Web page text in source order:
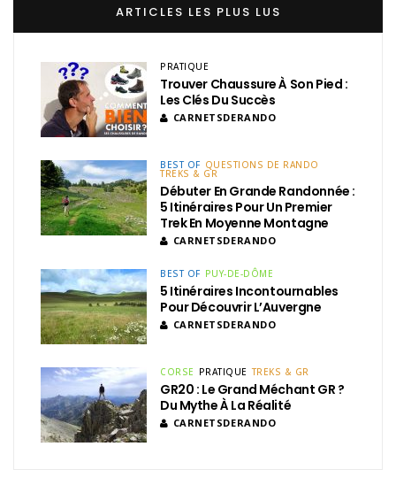
ARTICLES LES PLUS LUS
PRATIQUE
Trouver Chaussure À Son Pied :
Les Clés Du Succès
CARNETSDERANDO
BEST OF QUESTIONS DE RANDO
TREKS & GR
Débuter En Grande Randonnée :
5 Itinéraires Pour Un Premier
Trek En Moyenne Montagne
CARNETSDERANDO
BEST OF PUY-DE-DÔME
5 Itinéraires Incontournables
Pour Découvrir L’Auvergne
CARNETSDERANDO
CORSE PRATIQUE TREKS & GR
GR20 : Le Grand Méchant GR ?
Du Mythe À La Réalité
CARNETSDERANDO